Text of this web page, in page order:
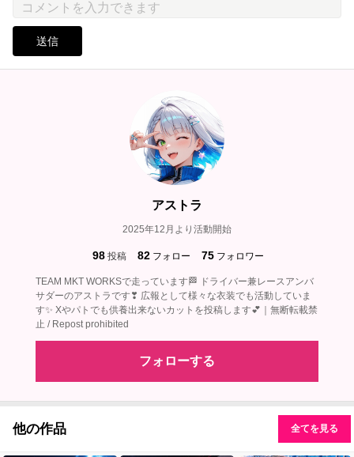
送信
アストラ
2025年12月より活動開始
98 投稿 82 フォロー 75 フォロワー
TEAM MKT WORKSで走っています🏁 ドライバー兼レースアンバ
サダーのアストラです❣ 広報として様々な衣装でも活動していま
す✨ Xやパトでも供養出来ないカットを投稿します💕｜無断転載禁
止 / Repost prohibited
フォローする
他の作品 全てを見る